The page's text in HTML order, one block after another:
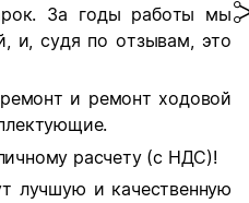
За годы работы мы
и, судя по отзывам, это
и ремонт ходовой
расчету (с НДС)!
лучшую и качественную